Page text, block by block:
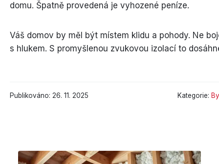
domu. Špatně provedená je vyhozené peníze.
Váš domov by měl být místem klidu a pohody. Ne
s hlukem. S promyšlenou zvukovou izolací to
Publikováno: 26. 11. 2025 Kategorie: